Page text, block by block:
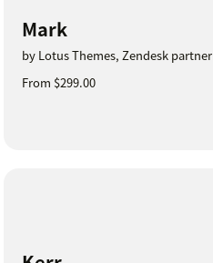
Mark
by Lotus Themes, Zendesk partner
From $299.00